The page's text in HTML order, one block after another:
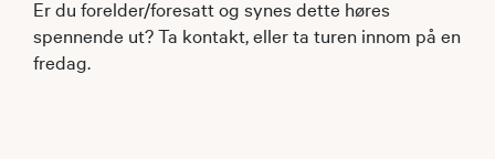
Er du forelder/foresatt og synes dette høres
spennende ut? Ta kontakt, eller ta turen innom på en
fredag.